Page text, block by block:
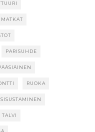
MATKAT
PARISUHDE
RUOKA
SISUSTAMINEN
TALVI